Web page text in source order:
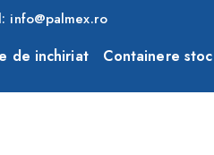
info@palmex.ro
de inchiriat Containere stoc